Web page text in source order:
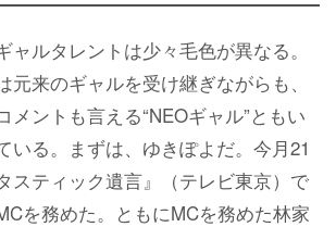
ルタレントは少々毛色が異なる。
元来のギャルを受け継ぎながらも、
メントも言える“NEOギャル”ともい
いる。まずは、ゆきぽよだ。今月21
スティック遺言』（テレビ東京）で
を務めた。ともにMCを務めた林家